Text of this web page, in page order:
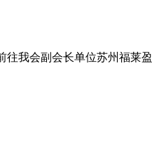
我会副会长单位苏州福莱盈